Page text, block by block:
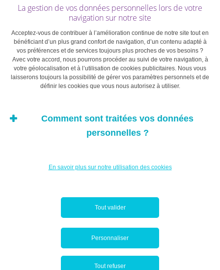
féminins ne signifie nullement que les dirigeantes ne
de détermination et de confiance en soi. Des
caractéristiques souvent attribuées aux hommes.
Tout cela pour dire quoi? Tout d’abord, que la diversité
n’est pas une menace pour l’entreprise, à tous les
ne devient une richesse que si elle s’assume dans ce
qu’elle est: une force pour avancer ensemble vers un
conformer. Dit autrement, si le leadership semble
c’est une chance pour l’entreprise qui est capable
d’embrasser la diversité au sens large, pas uniquement
sur la question du genre.
Terminons ce point en rappelant que gravir les échelons
La gestion de vos données personnelles lors de votre
navigation sur notre site
Acceptez-vous de contribuer à l’amélioration continue de notre site tout en
bénéficiant d’un plus grand confort de navigation, d’un contenu adapté à
vos préférences et de services toujours plus proches de vos besoins ?
Avec votre accord, nous pourrons procéder au suivi de votre navigation, à
votre géolocalisation et à l’utilisation de cookies publicitaires. Nous vous
laisserons toujours la possibilité de gérer vos paramètres personnels et de
définir les cookies que vous nous autorisez à utiliser.
Comment sont traitées vos données
personnelles ?
En savoir plus sur notre utilisation des cookies
Tout valider
Personnaliser
Tout refuser